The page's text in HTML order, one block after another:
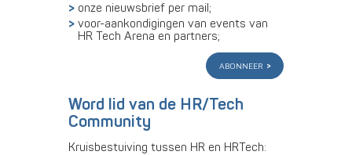
onze nieuwsbrief per mail;
voor-aankondigingen van events van
HR Tech Arena en partners;
abonneer
Word lid van de HR/Tech
Community
Kruisbestuiving tussen HR en HRTech: